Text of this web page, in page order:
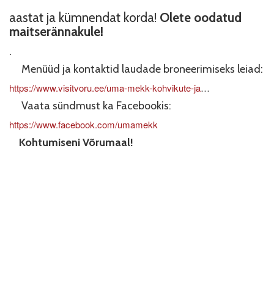
aastat ja kümnendat korda! Olete oodatud
maitserännakule!
.
Menüüd ja kontaktid laudade broneerimiseks leiad:
https://www.visitvoru.ee/uma-mekk-kohvikute-ja…
Vaata sündmust ka Facebookis:
https://www.facebook.com/umamekk
Kohtumiseni Võrumaal!